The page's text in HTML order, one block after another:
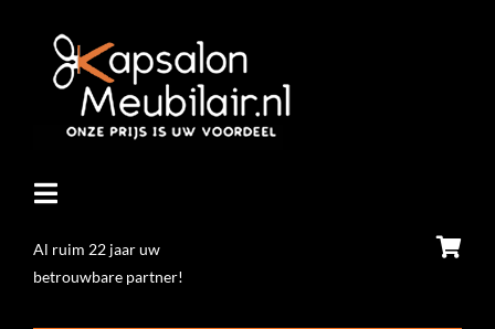
Toggle
Navigatie
Al ruim 22 jaar uw
betrouwbare partner!